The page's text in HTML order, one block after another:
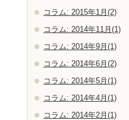
コラム: 2015年1月(2)
コラム: 2014年11月(1)
コラム: 2014年9月(1)
コラム: 2014年6月(2)
コラム: 2014年5月(1)
コラム: 2014年4月(1)
コラム: 2014年2月(1)